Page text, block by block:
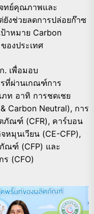
ทย์คุณภาพและ
งช่วยลดการปล่อยก๊าซ
าหมาย Carbon
องประเทศ
. เพื่อมอบ
ที่ผ่านเกณฑ์การ
ท อาทิ การชดเชย
Carbon Neutral), การ
ภัณฑ์ (CFR), คาร์บอน
มุนเวียน (CE-CFP),
ณฑ์ (CFP) และ
(CFO)